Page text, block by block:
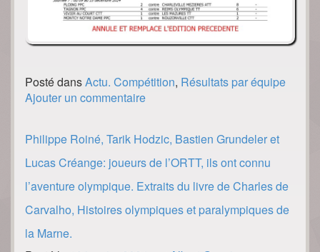
Posté dansActu. Compétition, Résultats par équipe
Ajouter un commentaire
Philippe Roiné, Tarik Hodzic, Bastien Grundeler et
Lucas Créange: joueurs de l’ORTT, ils ont connu
l’aventure olympique. Extraits du livre de Charles de
Carvalho, Histoires olympiques et paralympiques de
la Marne.